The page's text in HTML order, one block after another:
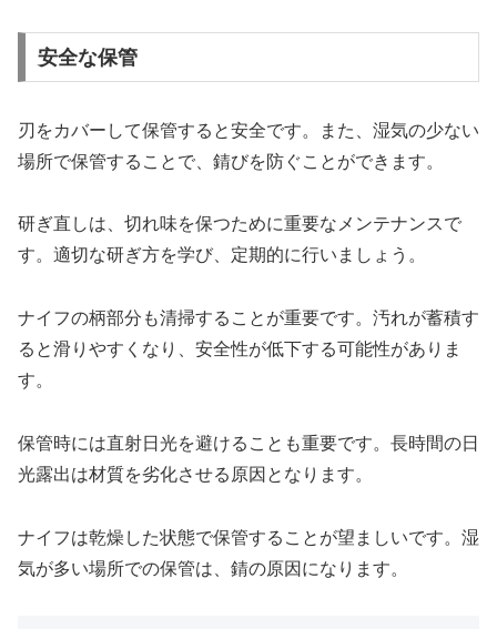
安全な保管
刃をカバーして保管すると安全です。また、湿気の少ない
場所で保管することで、錆びを防ぐことができます。
研ぎ直しは、切れ味を保つために重要なメンテナンスで
す。適切な研ぎ方を学び、定期的に行いましょう。
ナイフの柄部分も清掃することが重要です。汚れが蓄積す
ると滑りやすくなり、安全性が低下する可能性がありま
す。
保管時には直射日光を避けることも重要です。長時間の日
光露出は材質を劣化させる原因となります。
ナイフは乾燥した状態で保管することが望ましいです。湿
気が多い場所での保管は、錆の原因になります。